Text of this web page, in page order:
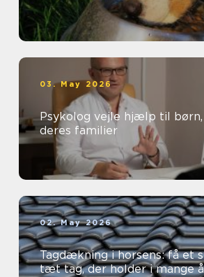
03. May 2026
Psykolog vejle hjælp til børn, unge og
deres familier
02. May 2026
Tagdækning i horsens: få et
tæt tag, der holder i mange